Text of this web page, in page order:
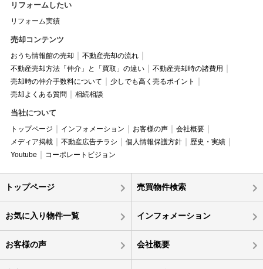
リフォームしたい
リフォーム実績
売却コンテンツ
おうち情報館の売却
不動産売却の流れ
不動産売却方法「仲介」と「買取」の違い
不動産売却時の諸費用
売却時の仲介手数料について
少しでも高く売るポイント
売却よくある質問
相続相談
当社について
トップページ インフォメーション お客様の声
会社概要
メディア掲載
不動産広告チラシ 個人情報保護方針
歴史・実績
Youtube
コーポレートビジョン
トップページ 売買物件検索
お気に入り物件一覧 インフォメーション
お客様の声 会社概要